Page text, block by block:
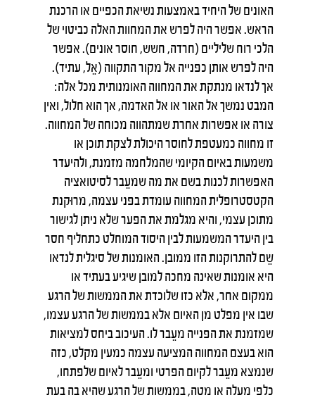
האונים של היחיד באמצעות נשיאת הכפיים או הרכנת
הראש. אפשר היה לפרש את המחוות האלה כביטוי של
הלכי רוח שליליים (חרדה, חשש, חוסר אונים). אפשר
היה לפרש אותן כפנייה אל מקור התקווה (אֵל, עתיד).
אך לנדאו מנתקת את המחווה האומנותית מכל אלה:
המבט נמשך אל האור או אל האדמה, אך הוא חלול, ואין
צורה או אפשרות אחרת שמתהווה מכוחה של המחווה.
זו מחווה כמעטפת לחוסר היכולת לצקת תוכן או
משמעות באיום הקיומי שהמלחמה מזמנת, ולהיעדר
האפשרות לכנות בשם את מה שמעֵבר לסיטואציה
הקטסטרופלית המחווה עומדת בפני עצמה, מרוּקנת
מתוכן עצמי, והיא מגלמת את הפער שלא ניתן לגישור
בין היעדר המשמעות לבין היסוד המוחלט כתחליף חסר
שֵם להתרוקנות הזו ממובן. האומנות של סיגלית לנדאו
היא אומנות שאינה מחכה למובן שיגיע בעתיד או
ממקום אחר, אלא כזו שלוכדת את הממשות של הרגע
שבו אין מפלט מן האיום אלא בממשות של הרגע עצמו,
שמזמנת את הפנייה מעֵבר לו. העיכוב ביחס למציאות
הוא בעצם המחווה המציעה עצמה כמעין מקלט, כזה
שנמצא מעֵבר לקיום הפרטי ומעֵבר לאיום שלפתחו,
כלפי מעלה או מטה, בממשות של הרגע שהיא בה בעת